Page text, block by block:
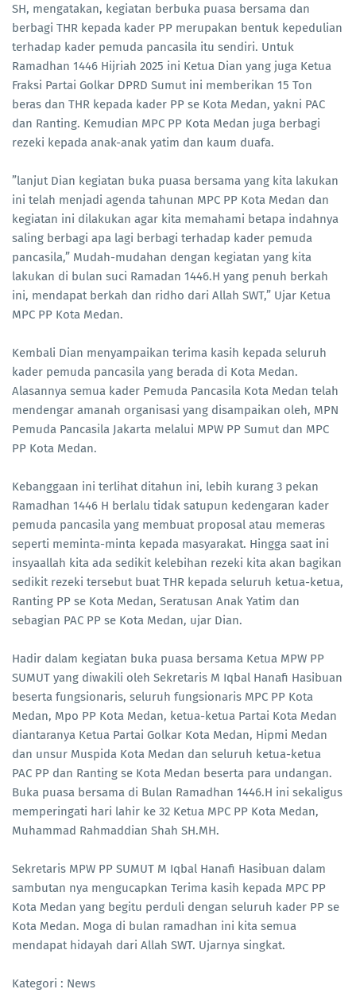
SH, mengatakan, kegiatan berbuka puasa bersama dan
berbagi THR kepada kader PP merupakan bentuk kepedulian
terhadap kader pemuda pancasila itu sendiri. Untuk
Ramadhan 1446 Hijriah 2025 ini Ketua Dian yang juga Ketua
Fraksi Partai Golkar DPRD Sumut ini memberikan 15 Ton
beras dan THR kepada kader PP se Kota Medan, yakni PAC
dan Ranting. Kemudian MPC PP Kota Medan juga berbagi
rezeki kepada anak-anak yatim dan kaum duafa.
”lanjut Dian kegiatan buka puasa bersama yang kita lakukan
ini telah menjadi agenda tahunan MPC PP Kota Medan dan
kegiatan ini dilakukan agar kita memahami betapa indahnya
saling berbagi apa lagi berbagi terhadap kader pemuda
pancasila,” Mudah-mudahan dengan kegiatan yang kita
lakukan di bulan suci Ramadan 1446.H yang penuh berkah
ini, mendapat berkah dan ridho dari Allah SWT,” Ujar Ketua
MPC PP Kota Medan.
Kembali Dian menyampaikan terima kasih kepada seluruh
kader pemuda pancasila yang berada di Kota Medan.
Alasannya semua kader Pemuda Pancasila Kota Medan telah
mendengar amanah organisasi yang disampaikan oleh, MPN
Pemuda Pancasila Jakarta melalui MPW PP Sumut dan MPC
PP Kota Medan.
Kebanggaan ini terlihat ditahun ini, lebih kurang 3 pekan
Ramadhan 1446 H berlalu tidak satupun kedengaran kader
pemuda pancasila yang membuat proposal atau memeras
seperti meminta-minta kepada masyarakat. Hingga saat ini
insyaallah kita ada sedikit kelebihan rezeki kita akan bagikan
sedikit rezeki tersebut buat THR kepada seluruh ketua-ketua,
Ranting PP se Kota Medan, Seratusan Anak Yatim dan
sebagian PAC PP se Kota Medan, ujar Dian.
Hadir dalam kegiatan buka puasa bersama Ketua MPW PP
SUMUT yang diwakili oleh Sekretaris M Iqbal Hanafi Hasibuan
beserta fungsionaris, seluruh fungsionaris MPC PP Kota
Medan, Mpo PP Kota Medan, ketua-ketua Partai Kota Medan
diantaranya Ketua Partai Golkar Kota Medan, Hipmi Medan
dan unsur Muspida Kota Medan dan seluruh ketua-ketua
PAC PP dan Ranting se Kota Medan beserta para undangan.
Buka puasa bersama di Bulan Ramadhan 1446.H ini sekaligus
memperingati hari lahir ke 32 Ketua MPC PP Kota Medan,
Muhammad Rahmaddian Shah SH.MH.
Sekretaris MPW PP SUMUT M Iqbal Hanafi Hasibuan dalam
sambutan nya mengucapkan Terima kasih kepada MPC PP
Kota Medan yang begitu perduli dengan seluruh kader PP se
Kota Medan. Moga di bulan ramadhan ini kita semua
mendapat hidayah dari Allah SWT. Ujarnya singkat.
Kategori : News